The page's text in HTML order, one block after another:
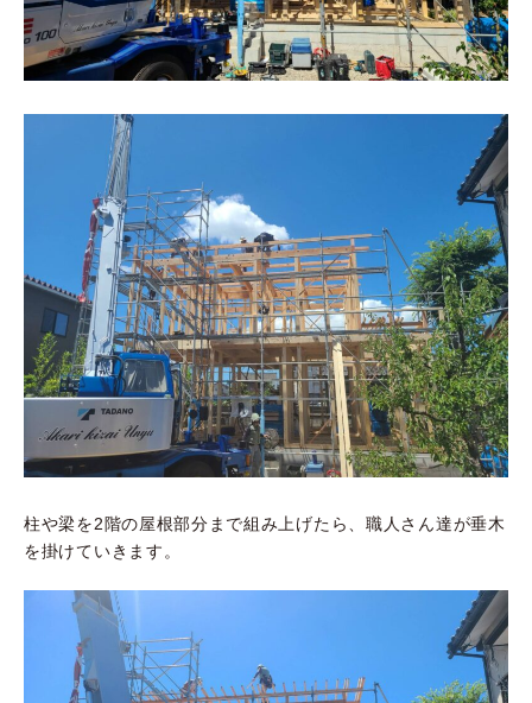
柱や梁を2階の屋根部分まで組み上げたら、職人さん達が垂木
を掛けていきます。